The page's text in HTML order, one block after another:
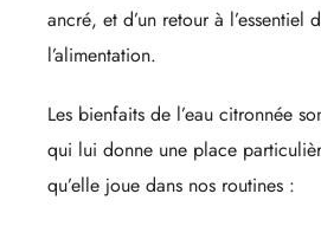
ancré, et d’un retour à l’essentiel
l’alimentation.
Les bienfaits de l’eau citronnée
qui lui donne une place
qu’elle joue dans nos routines :